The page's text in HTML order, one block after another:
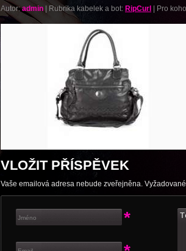
Autor:admin Rubrika kabelek a bot: RipCurl Pro
VLOŽIT PŘÍSPĚVEK
Vaše emailová adresa nebude zveřejněna.
*